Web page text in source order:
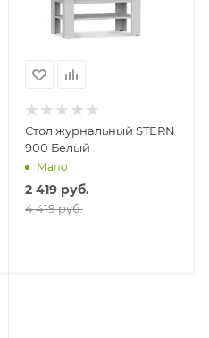
Стол журнальный STERN
900 Белый
Мало
2 419 руб.
4 419 руб.